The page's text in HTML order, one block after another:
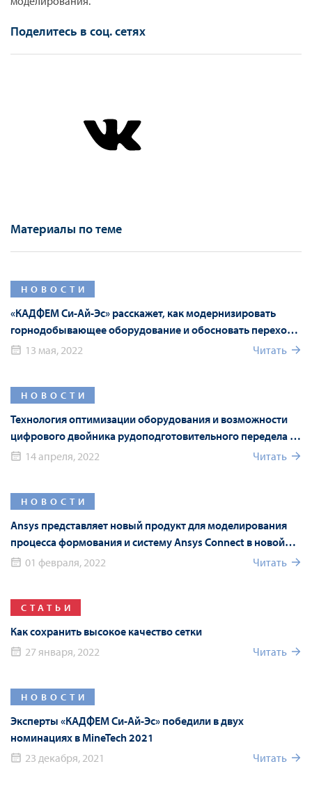
Поделитесь в соц. сетях
Материалы по теме
НОВОСТИ
«КАДФЕМ Си-Ай-Эс» расскажет, как модернизировать
горнодобывающее оборудование и обосновать переход
на российские аналоги с помощью численного
13 мая, 2022 Читать
НОВОСТИ
Технология оптимизации оборудования и возможности
цифрового двойника рудоподготовительного передела на
Mining World Russia 2022
14 апреля, 2022 Читать
НОВОСТИ
Ansys представляет новый продукт для моделирования
процесса формования и систему Ansys Connect в новой
версии Ansys 2022 R1
01 февраля, 2022 Читать
СТАТЬИ
Как сохранить высокое качество сетки
27 января, 2022
Читать
НОВОСТИ
Эксперты «КАДФЕМ Си-Ай-Эс» победили в двух
номинациях в MineTech 2021
23 декабря, 2021
Читать